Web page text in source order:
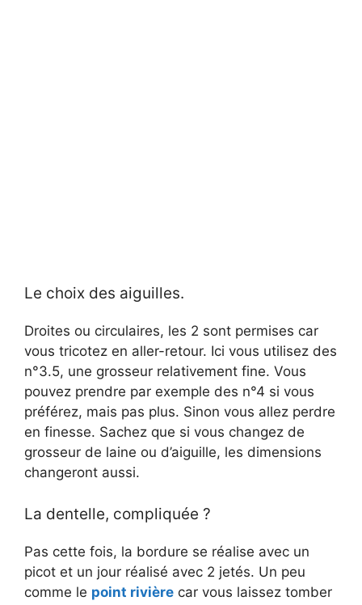
Le choix des aiguilles.
Droites ou circulaires, les 2 sont permises car
vous tricotez en aller-retour. Ici vous utilisez des
n°3.5, une grosseur relativement fine. Vous
pouvez prendre par exemple des n°4 si vous
préférez, mais pas plus. Sinon vous allez perdre
en finesse. Sachez que si vous changez de
grosseur de laine ou d’aiguille, les dimensions
changeront aussi.
La dentelle, compliquée ?
Pas cette fois, la bordure se réalise avec un
picot et un jour réalisé avec 2 jetés. Un peu
comme le point rivière car vous laissez tomber